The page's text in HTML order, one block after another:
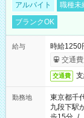
アルバイト 職種未
ブランクOK
給与
時給1250
交通
交通費
勤務地
東京都千
九段下駅